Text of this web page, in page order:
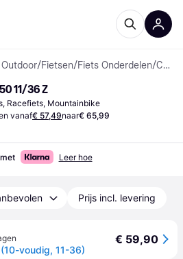
/Fietsen/Fiets Onderdelen/ Cassettekransen
11/36 Z
Racefiets, Mountainbike
vanaf€ 57,49naar€ 65,99
Leer hoe
Prijs incl. levering
voudig, 11-36)
€ 59,90